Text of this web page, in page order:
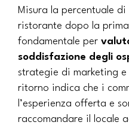
Misura la percentuale
ristorante dopo la
fondamentale per
soddisfazione degli
strategie di marketing
ritorno indica che i
l’esperienza offerta e
raccomandare il locale